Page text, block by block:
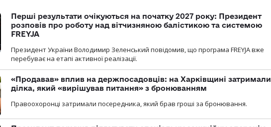
Перші результати очікуються на початку 2027 року: Президент
розповів про роботу над вітчизняною балістикою та системою
FREYJA
Президент України Володимир Зеленський повідомив, що програма FREYJA вже
перебуває на етапі активної реалізації.
«Продавав» вплив на держпосадовців: на Харківщині затримали
ділка, який «вирішував питання» з бронюванням
Правоохоронці затримали посередника, який брав гроші за бронювання.